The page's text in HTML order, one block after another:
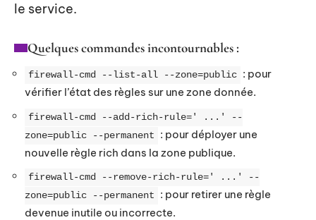
le service.
Quelques commandes incontournables :
firewall-cmd --list-all --zone=public : pour
vérifier l’état des règles sur une zone donnée.
firewall-cmd --add-rich-rule=' ...' --
zone=public --permanent
: pour déployer une
nouvelle règle rich dans la zone publique.
firewall-cmd --remove-rich-rule=' ...' --
zone=public --permanent
: pour retirer une règle
devenue inutile ou incorrecte.